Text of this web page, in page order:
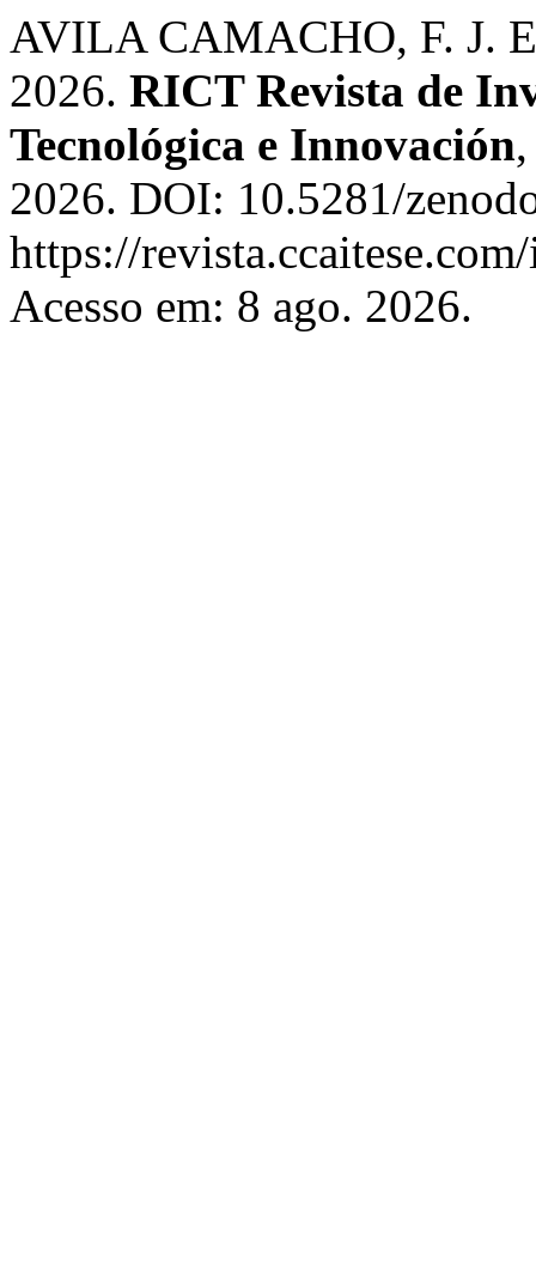
AVILA CAMACHO, F. J.
2026. RICT Revista de
Tecnológica e Innovación
2026. DOI: 10.5281/
https://
Acesso em: 8 ago. 2026.